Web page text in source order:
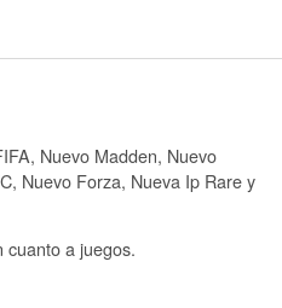
Nuevo Madden, Nuevo
Nuevo Forza, Nueva Ip Rare y
cuanto a juegos.